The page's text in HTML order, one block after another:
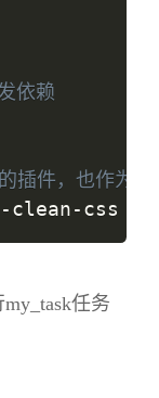
依赖
件，也作为开
my_task任务